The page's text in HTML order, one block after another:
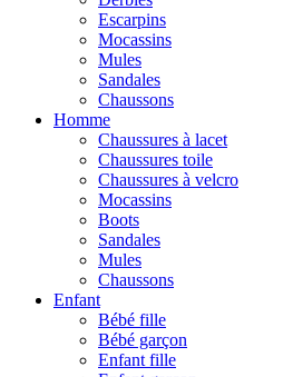
Escarpins
Mocassins
Mules
Sandales
Chaussons
Homme
Chaussures à lacet
Chaussures toile
Chaussures à velcro
Mocassins
Boots
Sandales
Mules
Chaussons
Enfant
Bébé fille
Bébé garçon
Enfant fille